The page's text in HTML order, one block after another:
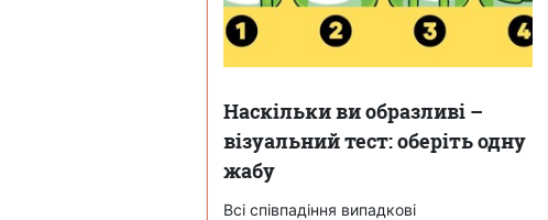
Наскільки ви образливі –
візуальний тест: оберіть одну
жабу
Всі співпадіння випадкові